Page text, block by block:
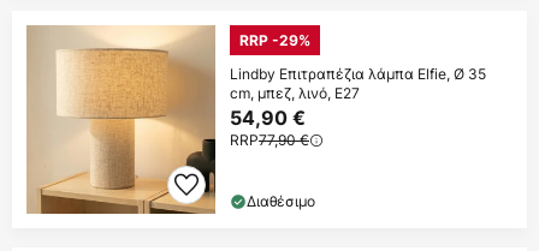
RRP -29%
Lindby Επιτραπέζια λάμπα Elfie, Ø 35
cm, μπεζ, λινό, E27
54,90 €
RRP77,90 €
Διαθέσιμο